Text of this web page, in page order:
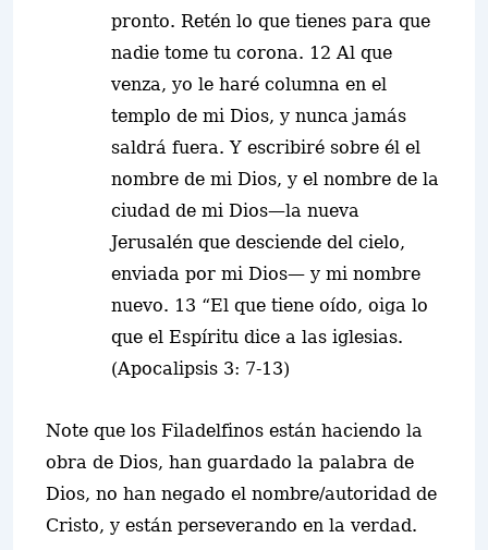
pronto. Retén lo que tienes para que
nadie tome tu corona. 12 Al que
venza, yo le haré columna en el
templo de mi Dios, y nunca jamás
saldrá fuera. Y escribiré sobre él el
nombre de mi Dios, y el nombre de la
ciudad de mi Dios—la nueva
Jerusalén que desciende del cielo,
enviada por mi Dios— y mi nombre
nuevo. 13 “El que tiene oído, oiga lo
que el Espíritu dice a las iglesias.
(Apocalipsis 3: 7-13)
Note que los Filadelfinos están haciendo la
obra de Dios, han guardado la palabra de
Dios, no han negado el nombre/autoridad de
Cristo, y están perseverando en la verdad.